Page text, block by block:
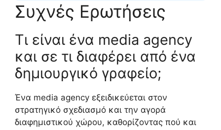
Συχνές Ερωτήσεις
Τι είναι ένα media agency
και σε τι διαφέρει από ένα
δημιουργικό γραφείο;
Ένα media agency εξειδικεύεται στον
στρατηγικό σχεδιασμό και την αγορά
διαφημιστικού χώρου, καθορίζοντας πού και